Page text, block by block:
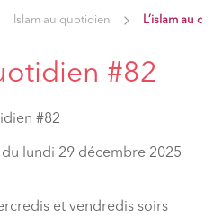
Islam au quotidien L’islam au
#82
#82
du lundi 29 décembre 2025
et vendredis soirs